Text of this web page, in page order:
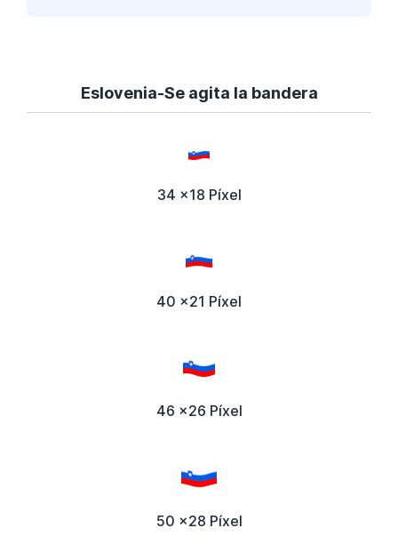
Eslovenia-Se agita la bandera
34 x18 Píxel
40 x21 Píxel
46 x26 Píxel
50 x28 Píxel